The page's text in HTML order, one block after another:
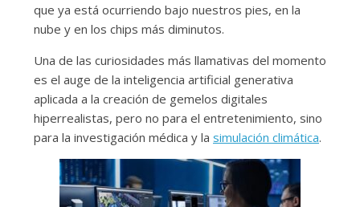
que ya está ocurriendo bajo nuestros pies, en la
nube y en los chips más diminutos.
Una de las curiosidades más llamativas del momento
es el auge de la inteligencia artificial generativa
aplicada a la creación de gemelos digitales
hiperrealistas, pero no para el entretenimiento, sino
para la investigación médica y la simulación climática.